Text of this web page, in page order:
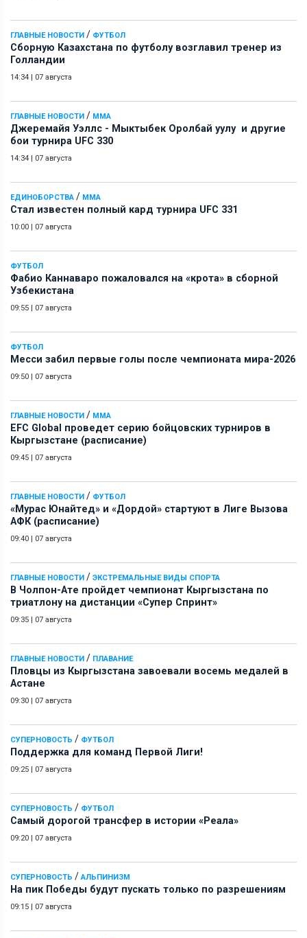
ГЛАВНЫЕ НОВОСТИ / ФУТБОЛ
Сборную Казахстана по футболу возглавил тренер из
Голландии
14:34 | 07 августа
ГЛАВНЫЕ НОВОСТИ / ММА
Джеремайя Уэллс - Мыктыбек Оролбай уулу и другие
бои турнира UFC 330
14:34 | 07 августа
ЕДИНОБОРСТВА / ММА
Стал известен полный кард турнира UFC 331
10:00 | 07 августа
ФУТБОЛ
Фабио Каннаваро пожаловался на «крота» в сборной
Узбекистана
09:55 | 07 августа
ФУТБОЛ
Месси забил первые голы после чемпионата мира-2026
09:50 | 07 августа
ГЛАВНЫЕ НОВОСТИ / ММА
EFC Global проведет серию бойцовских турниров в
Кыргызстане (расписание)
09:45 | 07 августа
ГЛАВНЫЕ НОВОСТИ / ФУТБОЛ
«Мурас Юнайтед» и «Дордой» стартуют в Лиге Вызова
АФК (расписание)
09:40 | 07 августа
ГЛАВНЫЕ НОВОСТИ / ЭКСТРЕМАЛЬНЫЕ ВИДЫ СПОРТА
В Чолпон-Ате пройдет чемпионат Кыргызстана по
триатлону на дистанции «Супер Спринт»
09:35 | 07 августа
ГЛАВНЫЕ НОВОСТИ / ПЛАВАНИЕ
Пловцы из Кыргызстана завоевали восемь медалей в
Астане
09:30 | 07 августа
СУПЕРНОВОСТЬ / ФУТБОЛ
Поддержка для команд Первой Лиги!
09:25 | 07 августа
СУПЕРНОВОСТЬ / ФУТБОЛ
Самый дорогой трансфер в истории «Реала»
09:20 | 07 августа
СУПЕРНОВОСТЬ / АЛЬПИНИЗМ
На пик Победы будут пускать только по разрешениям
09:15 | 07 августа